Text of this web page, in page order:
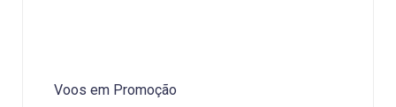
Voos em Promoção